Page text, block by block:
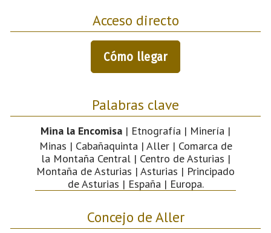
Acceso directo
Cómo llegar
Palabras clave
Mina la Encomisa | Etnografía | Minería |
Minas | Cabañaquinta | Aller | Comarca de
la Montaña Central | Centro de Asturias |
Montaña de Asturias | Asturias | Principado
de Asturias | España | Europa.
Concejo de Aller